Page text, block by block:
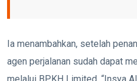
Ia menambahkan, setelah
agen perjalanan sudah dapat